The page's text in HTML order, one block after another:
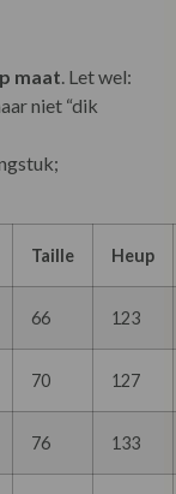
maat. Let wel:
niet “dik
Taille Heup
66 123
70 127
76 133